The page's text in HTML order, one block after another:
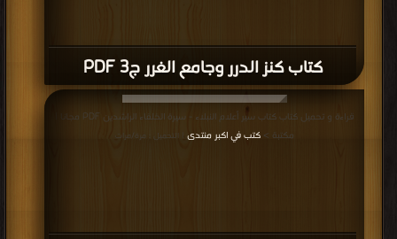
كتاب كنز الدرر وجامع الغرر ج3 PDF
قراءة و تحميل كتاب كتاب سير أعلام النبلاء - سيرة الخلفاء الراشدين PDF مجانا |
مكتبة >كتب في اكبر منتدى | التحميل : مرة/مرات